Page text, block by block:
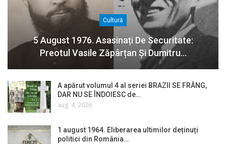
Cultură
5 August 1976. Asasinați De Securitate:
Preotul Vasile Zăpârțan Și Dumitru…
A apărut volumul 4 al seriei BRAZII SE FRÂNG,
DAR NU SE ÎNDOIESC de…
aug. 4, 2026
1 august 1964. Eliberarea ultimilor deținuți
politici din România…